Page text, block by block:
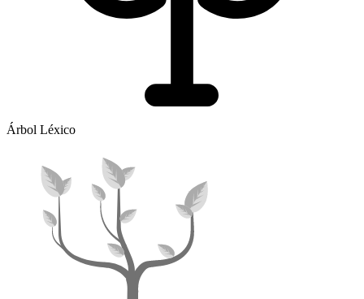
Árbol Léxico